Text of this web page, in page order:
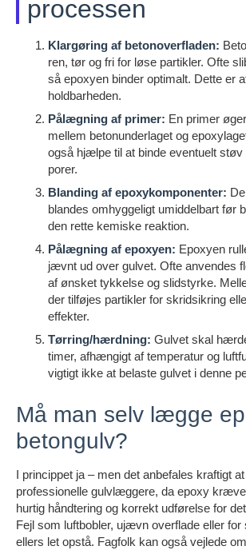
processen
Klargøring af betonoverfladen:
ren, tør og fri for løse partikler. Ofte
så epoxyen binder optimalt. Dette er
holdbarheden.
Pålægning af primer: En primer
mellem betonunderlaget og
også hjælpe til at binde eventuelt
porer.
Blanding af epoxykomponenter:
blandes omhyggeligt umiddelbart før
den rette kemiske reaktion.
Pålægning af epoxyen: Epoxyen
jævnt ud over gulvet. Ofte anvendes
af ønsket tykkelse og slidstyrke.
der tilføjes partikler for skridsikring
effekter.
Tørring/hærdning: Gulvet skal
timer, afhængigt af temperatur og
vigtigt ikke at belaste gulvet i denne
Må man selv lægge
betongulv?
I princippet ja – men det anbefales kraftigt
professionelle gulvlæggere, da epoxy
hurtig håndtering og korrekt udførelse for
Fejl som luftbobler, ujævn overflade eller for
ellers let opstå. Fagfolk kan også vejlede